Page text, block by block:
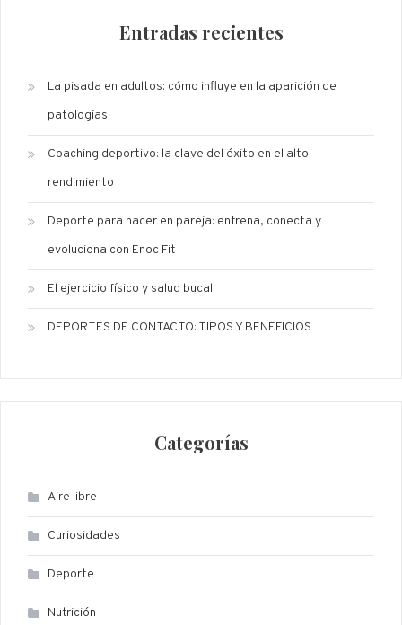
Entradas recientes
La pisada en adultos: cómo influye en la aparición de
patologías
Coaching deportivo: la clave del éxito en el alto
rendimiento
Deporte para hacer en pareja: entrena, conecta y
evoluciona con Enoc Fit
El ejercicio físico y salud bucal.
DEPORTES DE CONTACTO: TIPOS Y BENEFICIOS
Categorías
Aire libre
Curiosidades
Deporte
Nutrición